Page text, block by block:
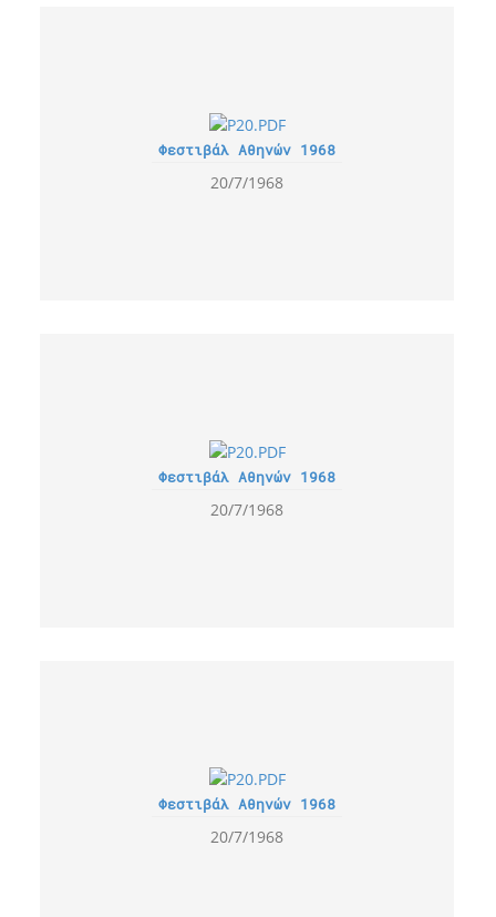
Φεστιβάλ Αθηνών 1968
20/7/1968
Φεστιβάλ Αθηνών 1968
20/7/1968
Φεστιβάλ Αθηνών 1968
20/7/1968